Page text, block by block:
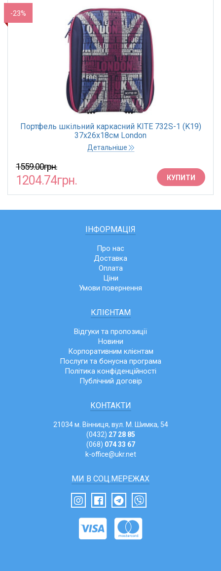
-23%
Портфель шкільний каркасний KITE 732S-1 (K19)
37х26х18см London
Детальніше
1559.00грн.
1204.74грн. КУПИТИ
ІНФОРМАЦІЯ
Про нас
Доставка
Оплата
Ціни
Умови повернення
КЛІЄНТАМ
Відгуки та пропозиції
Новини
Корпоративним клієнтам
Послуги та бонусна програма
Політика конфіденційності
Публічний договір
КОНТАКТИ
21034 м. Вінниця, вул. М. Шимка, 54
(0432) 27 28 85
(068) 074 33 67
k-office@ukr.net
МИ В СОЦ.МЕРЕЖАХ